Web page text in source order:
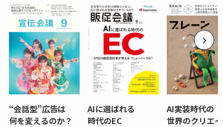
“会話型”広告は
何を変えるのか？
AIに選ばれる
時代のEC
AI実装時代の
世界のクリエ